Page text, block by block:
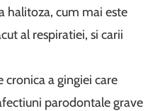
halitoza, cum mai este
al respiratiei, si carii
a gingiei care
parodontale grave